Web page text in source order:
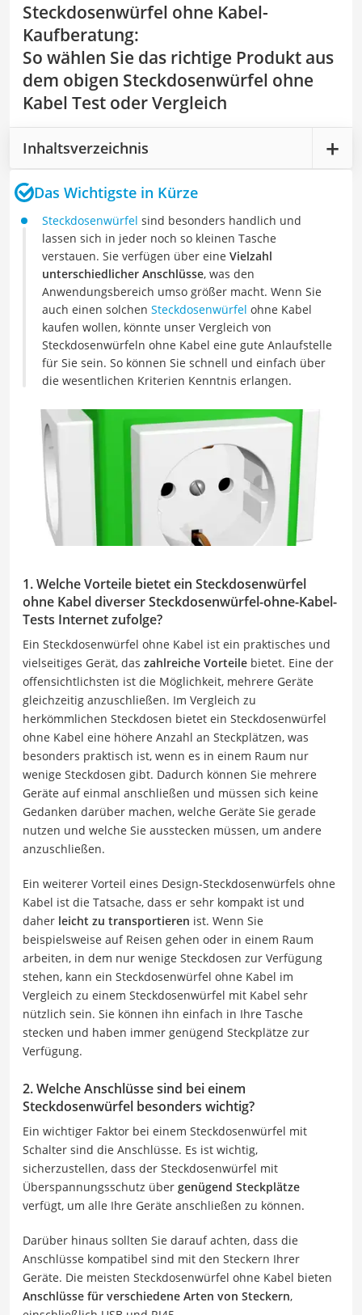
Steckdosenwürfel ohne Kabel-
Kaufberatung:
So wählen Sie das richtige Produkt aus
dem obigen Steckdosenwürfel ohne
Kabel Test oder Vergleich
Inhaltsverzeichnis
Das Wichtigste in Kürze
Steckdosenwürfel sind besonders handlich und
lassen sich in jeder noch so kleinen Tasche
verstauen. Sie verfügen über eine Vielzahl
unterschiedlicher Anschlüsse, was den
Anwendungsbereich umso größer macht. Wenn Sie
auch einen solchen Steckdosenwürfel ohne Kabel
kaufen wollen, könnte unser Vergleich von
Steckdosenwürfeln ohne Kabel eine gute Anlaufstelle
für Sie sein. So können Sie schnell und einfach über
die wesentlichen Kriterien Kenntnis erlangen.
1. Welche Vorteile bietet ein Steckdosenwürfel
ohne Kabel diverser Steckdosenwürfel-ohne-Kabel-
Tests Internet zufolge?
Ein Steckdosenwürfel ohne Kabel ist ein praktisches und
vielseitiges Gerät, das zahlreiche Vorteile bietet. Eine der
offensichtlichsten ist die Möglichkeit, mehrere Geräte
gleichzeitig anzuschließen. Im Vergleich zu
herkömmlichen Steckdosen bietet ein Steckdosenwürfel
ohne Kabel eine höhere Anzahl an Steckplätzen, was
besonders praktisch ist, wenn es in einem Raum nur
wenige Steckdosen gibt. Dadurch können Sie mehrere
Geräte auf einmal anschließen und müssen sich keine
Gedanken darüber machen, welche Geräte Sie gerade
nutzen und welche Sie ausstecken müssen, um andere
anzuschließen.
Ein weiterer Vorteil eines Design-Steckdosenwürfels ohne
Kabel ist die Tatsache, dass er sehr kompakt ist und
daher leicht zu transportieren ist. Wenn Sie
beispielsweise auf Reisen gehen oder in einem Raum
arbeiten, in dem nur wenige Steckdosen zur Verfügung
stehen, kann ein Steckdosenwürfel ohne Kabel im
Vergleich zu einem Steckdosenwürfel mit Kabel sehr
nützlich sein. Sie können ihn einfach in Ihre Tasche
stecken und haben immer genügend Steckplätze zur
Verfügung.
2. Welche Anschlüsse sind bei einem
Steckdosenwürfel besonders wichtig?
Ein wichtiger Faktor bei einem Steckdosenwürfel mit
Schalter sind die Anschlüsse. Es ist wichtig,
sicherzustellen, dass der Steckdosenwürfel mit
Überspannungsschutz über genügend Steckplätze
verfügt, um alle Ihre Geräte anschließen zu können.
Darüber hinaus sollten Sie darauf achten, dass die
Anschlüsse kompatibel sind mit den Steckern Ihrer
Geräte. Die meisten Steckdosenwürfel ohne Kabel bieten
Anschlüsse für verschiedene Arten von Steckern,